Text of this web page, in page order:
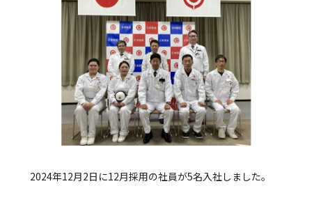
2024年12月2日に12月採用の社員が5名入社しました。